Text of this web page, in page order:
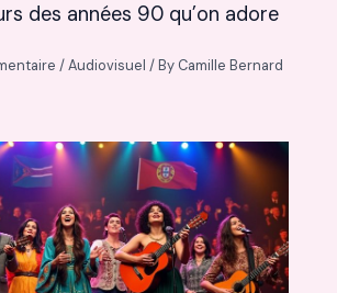
des années 90 qu’on adore
/Audiovisuel / By Camille Bernard